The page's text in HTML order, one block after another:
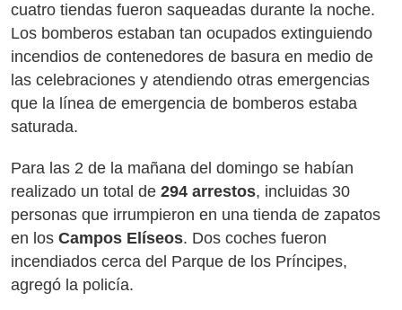
cuatro tiendas fueron saqueadas durante la noche.
Los bomberos estaban tan ocupados extinguiendo
incendios de contenedores de basura en medio de
las celebraciones y atendiendo otras emergencias
que la línea de emergencia de bomberos estaba
saturada.
Para las 2 de la mañana del domingo se habían
realizado un total de 294 arrestos, incluidas 30
personas que irrumpieron en una tienda de zapatos
en los Campos Elíseos. Dos coches fueron
incendiados cerca del Parque de los Príncipes,
agregó la policía.